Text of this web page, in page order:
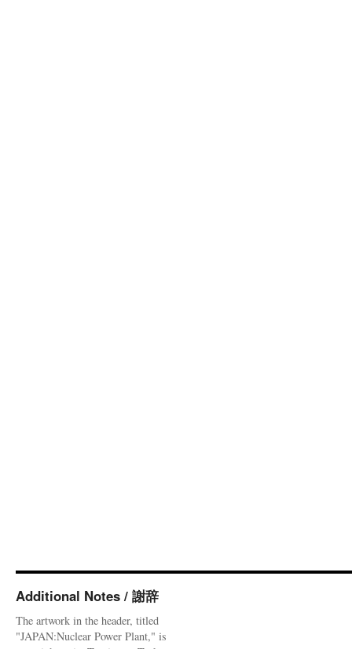
Additional Notes / 謝辞
The artwork in the header, titled
"JAPAN:Nuclear Power Plant," is